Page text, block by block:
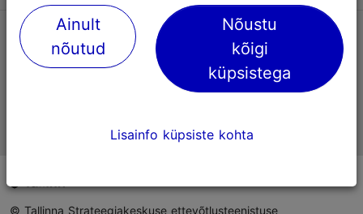
TripAdvisori® hinnangud ja arvustused
© Tallinna Strateegiakeskuse ettevõtlusteenistuse
Ainult
nõutud
Nõustu
kõigi
küpsistega
Lisainfo küpsiste kohta